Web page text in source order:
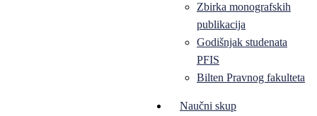
Zbirka monografskih
publikacija
Godišnjak studenata
PFIS
Bilten Pravnog fakulteta
Naučni skup